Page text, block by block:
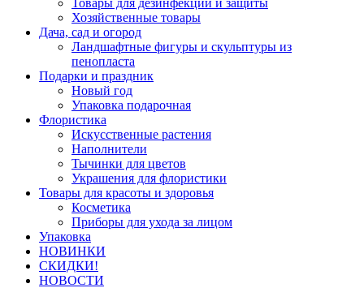
Товары для дезинфекции и защиты
Хозяйственные товары
Дача, сад и огород
Ландшафтные фигуры и скульптуры из
пенопласта
Подарки и праздник
Новый год
Упаковка подарочная
Флористика
Искусственные растения
Наполнители
Тычинки для цветов
Украшения для флористики
Товары для красоты и здоровья
Косметика
Приборы для ухода за лицом
Упаковка
НОВИНКИ
СКИДКИ!
НОВОСТИ